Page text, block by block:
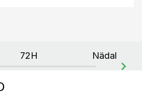
72H Nädal